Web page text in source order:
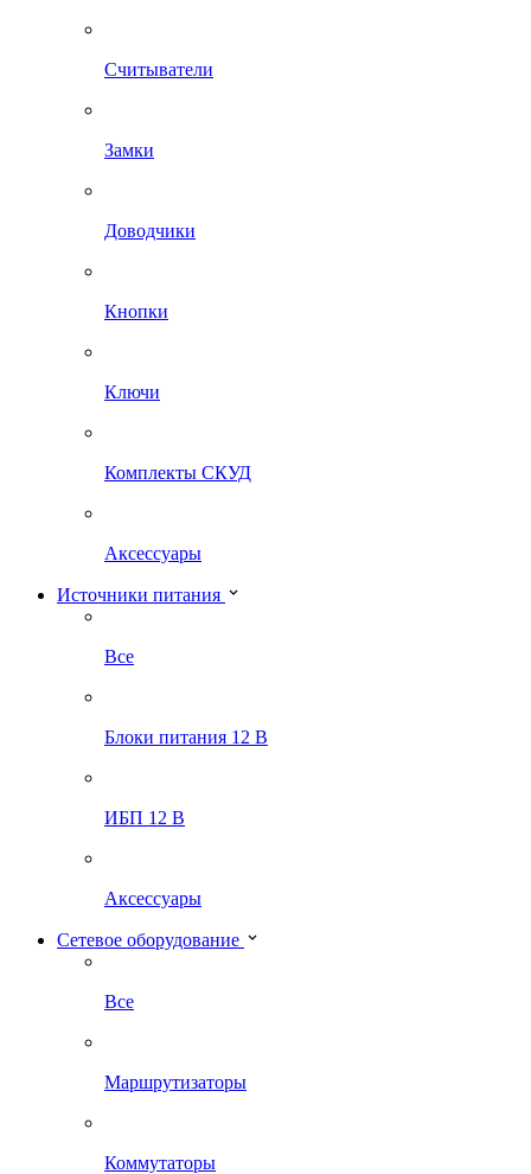
Считыватели
Замки
Доводчики
Кнопки
Ключи
Комплекты СКУД
Аксессуары
Источники питания
Все
Блоки питания 12 В
ИБП 12 В
Аксессуары
Сетевое оборудование
Все
Маршрутизаторы
Коммутаторы